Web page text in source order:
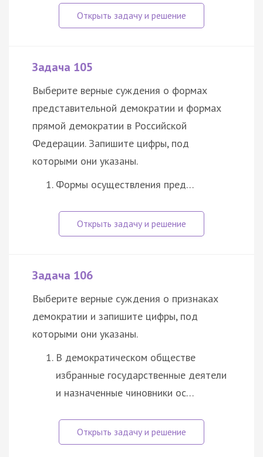
Задача 105
Выберите верные суждения о формах
представительной демократии и формах
прямой демократии в Российской
Федерации. Запишите цифры, под
которыми они указаны.
Формы осуществления пред…
Задача 106
Выберите верные суждения о признаках
демократии и запишите цифры, под
которыми они указаны.
В демократическом обществе
избранные государственные деятели
и назначенные чиновники ос…